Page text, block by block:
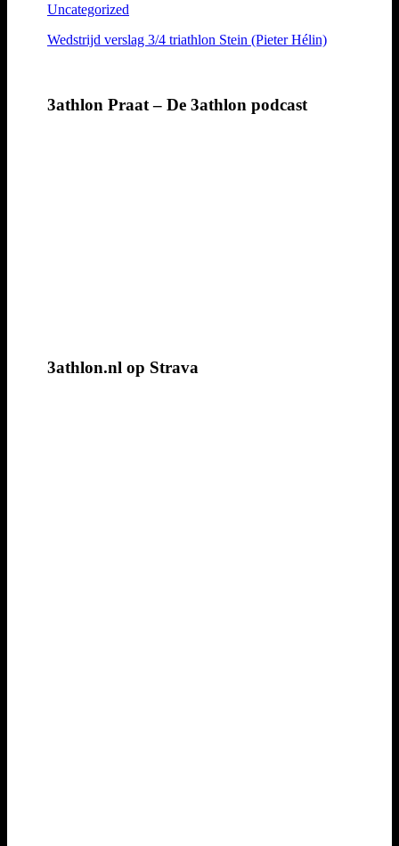
Uncategorized
Wedstrijd verslag 3/4 triathlon Stein (Pieter Hélin)
3athlon Praat – De 3athlon podcast
3athlon.nl op Strava